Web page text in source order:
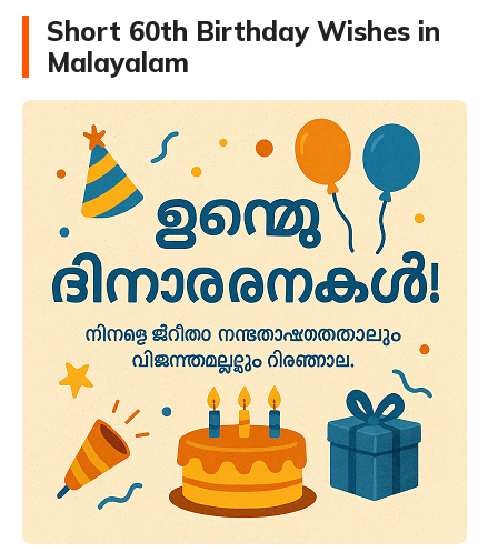
Short 60th Birthday Wishes in
Malayalam